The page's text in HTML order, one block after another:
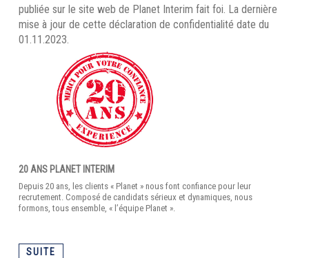
publiée sur le site web de Planet Interim fait foi. La dernière
mise à jour de cette déclaration de confidentialité date du
01.11.2023.
20 ANS PLANET INTERIM
Depuis 20 ans, les clients « Planet » nous font confiance pour leur
recrutement. Composé de candidats sérieux et dynamiques, nous
formons, tous ensemble, « l’équipe Planet ».
SUITE